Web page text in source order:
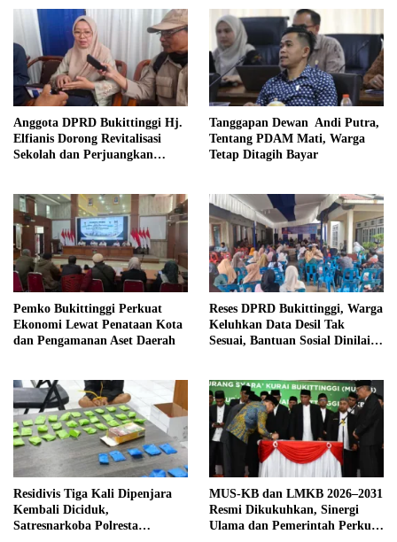
Anggota DPRD Bukittinggi Hj.
Elfianis Dorong Revitalisasi
Sekolah dan Perjuangkan
Tanggapan Dewan Andi Putra,
Tentang PDAM Mati, Warga
Tetap Ditagih Bayar
Pemko Bukittinggi Perkuat
Ekonomi Lewat Penataan Kota
dan Pengamanan Aset Daerah
Reses DPRD Bukittinggi, Warga
Keluhkan Data Desil Tak
Sesuai, Bantuan Sosial Dinilai
Residivis Tiga Kali Dipenjara
Kembali Diciduk,
Satresnarkoba Polresta
MUS-KB dan LMKB 2026–2031
Resmi Dikukuhkan, Sinergi
Ulama dan Pemerintah Perkuat